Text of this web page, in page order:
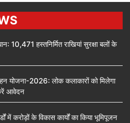
10,471 हस्तनिर्मित राखियां सुरक्षा बलों के
योजना-2026: लोक कलाकारों को मिलेगा
आवेदन
में करोड़ों के विकास कार्यों का किया भूमिपूजन